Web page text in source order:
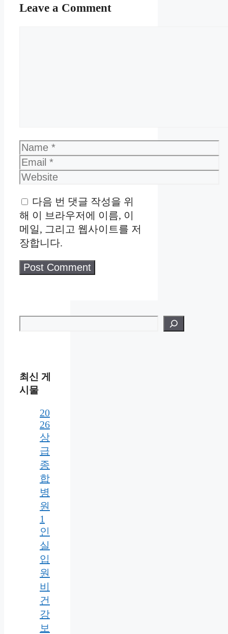
Leave a Comment
Name
Email
Website
다음 번 댓글 작성을 위
해 이 브라우저에 이름, 이
메일, 그리고 웹사이트를 저
장합니다.
최신 게
시물
20
26
상
급
종
합
병
원
1
인
실
입
원
비
건
강
보